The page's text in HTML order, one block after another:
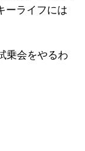
ーライフには
乗会をやるわ